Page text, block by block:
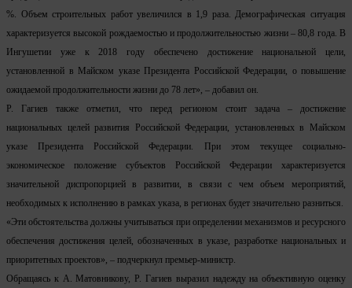
%. Объем строительных работ увеличился в 1,9 раза. Демографическая ситуация
характеризуется высокой рождаемостью и продолжительностью жизни – 80,8 года. В
Ингушетии уже к 2018 году обеспечено достижение национальной цели,
установленной в Майском указе Президента Российской Федерации, о повышение
ожидаемой продолжительности жизни до 78 лет», – добавил он.
Р. Гагиев также отметил, что перед регионом стоит задача – достижение
национальных целей развития Российской Федерации, установленных в Майском
указе Президента Российской Федерации. При этом текущее социально-
экономическое положение субъектов Российской Федерации характеризуется
значительной диспропорцией в развитии, в связи с чем объем мероприятий,
необходимых к исполнению в рамках указа, в регионах будет значительно разниться.
«Эти обстоятельства должны учитываться при определении механизмов и ресурсного
обеспечения достижения целей, обозначенных в указе, разработке национальных и
приоритетных проектов», – подчеркнул премьер-министр.
Обращаясь к А. Матовникову, Р. Гагиев выразил надежду на объективную оценку